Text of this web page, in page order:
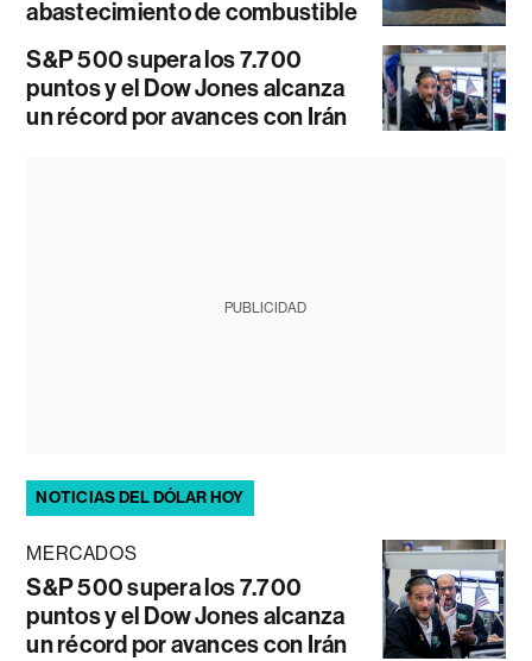
abastecimiento de combustible
S&P 500 supera los 7.700
puntos y el Dow Jones alcanza
un récord por avances con Irán
PUBLICIDAD
NOTICIAS DEL DÓLAR HOY
MERCADOS
S&P 500 supera los 7.700
puntos y el Dow Jones alcanza
un récord por avances con Irán